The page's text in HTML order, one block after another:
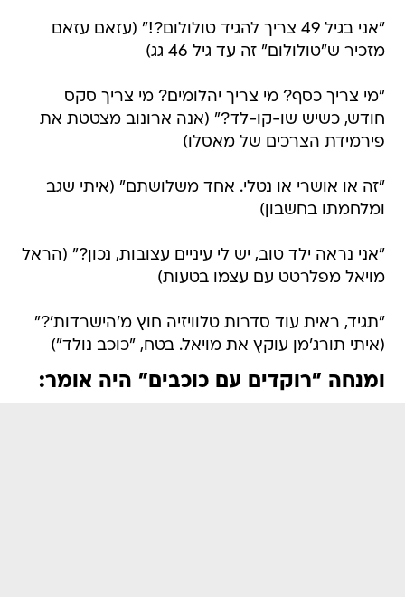
"אני בגיל 49 צריך להגיד טולולום?!" (עזאם עזאם
מזכיר ש"טולולום" זה עד גיל 46 גג)
"מי צריך כסף? מי צריך יהלומים? מי צריך סקס
חודש, כשיש שו-קו-לד?" (אנה ארונוב מצטטת את
פירמידת הצרכים של מאסלו)
"זה או אושרי או נטלי. אחד משלושתם" (איתי שגב
ומלחמתו בחשבון)
"אני נראה ילד טוב, יש לי עיניים עצובות, נכון?" (הראל
מויאל מפלרטט עם עצמו בטעות)
"תגיד, ראית עוד סדרות טלוויזיה חוץ מ'הישרדות'?"
(איתי תורג'מן עוקץ את מויאל. בטח, "כוכב נולד")
ומנחה "רוקדים עם כוכבים" היה אומר: